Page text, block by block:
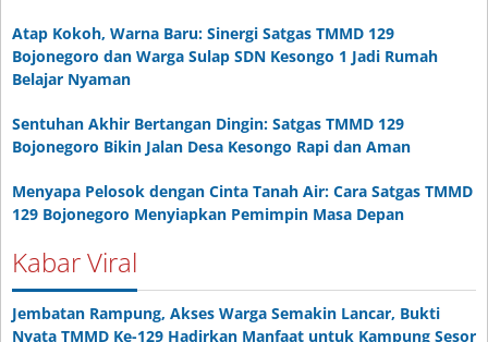
Atap Kokoh, Warna Baru: Sinergi Satgas TMMD 129
Bojonegoro dan Warga Sulap SDN Kesongo 1 Jadi Rumah
Belajar Nyaman
Sentuhan Akhir Bertangan Dingin: Satgas TMMD 129
Bojonegoro Bikin Jalan Desa Kesongo Rapi dan Aman
Menyapa Pelosok dengan Cinta Tanah Air: Cara Satgas TMMD
129 Bojonegoro Menyiapkan Pemimpin Masa Depan
Kabar Viral
Jembatan Rampung, Akses Warga Semakin Lancar, Bukti
Nyata TMMD Ke-129 Hadirkan Manfaat untuk Kampung Sesor